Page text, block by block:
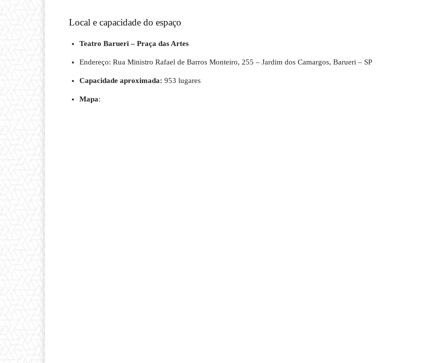
Local e capacidade do espaço
Teatro Barueri – Praça das Artes
Endereço: Rua Ministro Rafael de Barros Monteiro, 255 – Jardim dos Camargos, Barueri – SP
Capacidade aproximada: 953 lugares
Mapa: